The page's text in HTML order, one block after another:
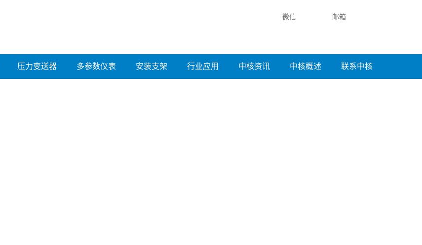
微信 邮箱
压力变送器 多参数仪表 安装支架 行业应用 中核资讯 中核概述 联系中核